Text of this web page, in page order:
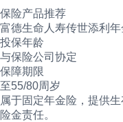
保险产品推荐
富德生命人寿传世添利年
投保年龄
与保险公司协定
保障期限
至55/80周岁
属于固定年金险，提供
险金责任。